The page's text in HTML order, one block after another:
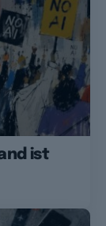
ist